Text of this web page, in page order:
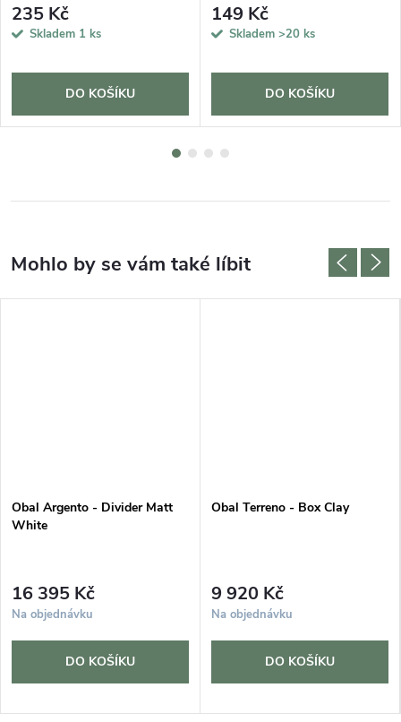
235 Kč
Skladem 1 ks
DO KOŠÍKU
149 Kč
Skladem >20 ks
DO KOŠÍKU
Obal Argento - Divider Matt
White
16 395 Kč
Na objednávku
DO KOŠÍKU
Obal Terreno - Box Clay
9 920 Kč
Na objednávku
DO KOŠÍKU